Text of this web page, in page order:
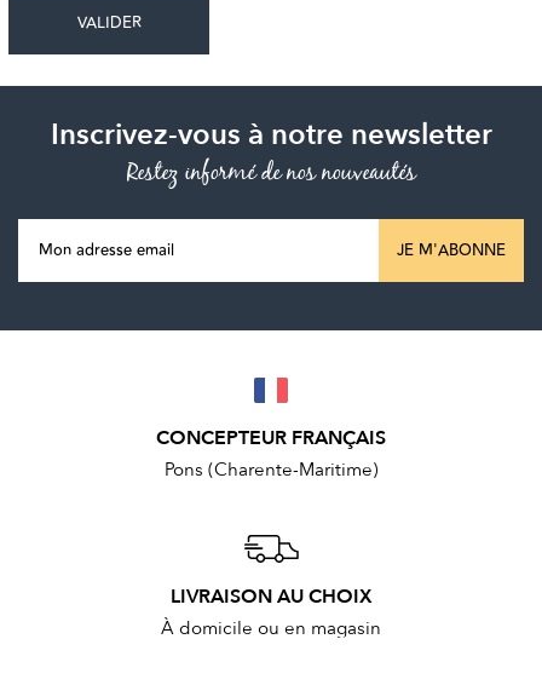
Inscrivez-vous à notre newsletter
Restez informé de nos nouveautés
JE M'ABONNE
CONCEPTEUR FRANÇAIS
Pons (Charente-Maritime)
LIVRAISON AU CHOIX
À domicile ou en magasin